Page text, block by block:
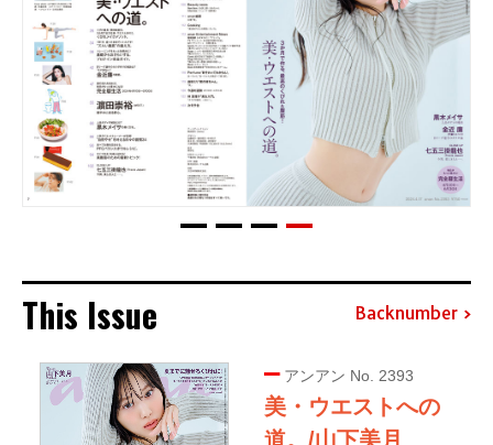
This Issue Backnumber
アンアン No. 2393
美・ウエストへの
道。/山下美月